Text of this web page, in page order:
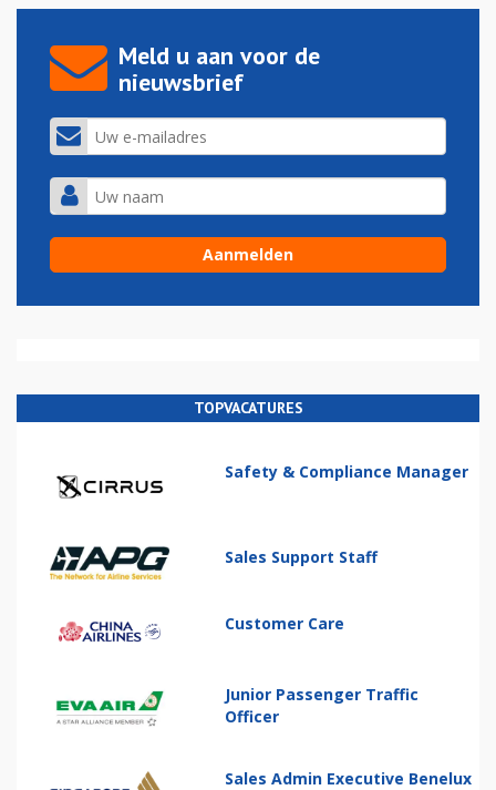
Meld u aan voor de
nieuwsbrief
TOPVACATURES
Safety & Compliance Manager
Sales Support Staff
Customer Care
Junior Passenger Traffic
Officer
Sales Admin Executive Benelux